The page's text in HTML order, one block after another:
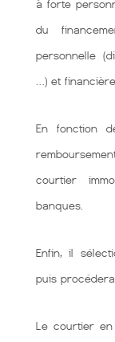
à forte
du
personnelle
…) et
En fonction
courtier
banques.
Enfin, il
puis
Le courtier